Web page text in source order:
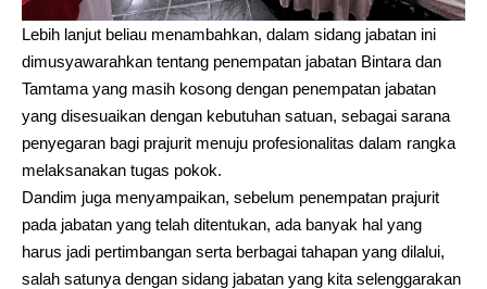
Lebih lanjut beliau menambahkan, dalam sidang jabatan ini
dimusyawarahkan tentang penempatan jabatan Bintara dan
Tamtama yang masih kosong dengan penempatan jabatan
yang disesuaikan dengan kebutuhan satuan, sebagai sarana
penyegaran bagi prajurit menuju profesionalitas dalam rangka
melaksanakan tugas pokok.
Dandim juga menyampaikan, sebelum penempatan prajurit
pada jabatan yang telah ditentukan, ada banyak hal yang
harus jadi pertimbangan serta berbagai tahapan yang dilalui,
salah satunya dengan sidang jabatan yang kita selenggarakan